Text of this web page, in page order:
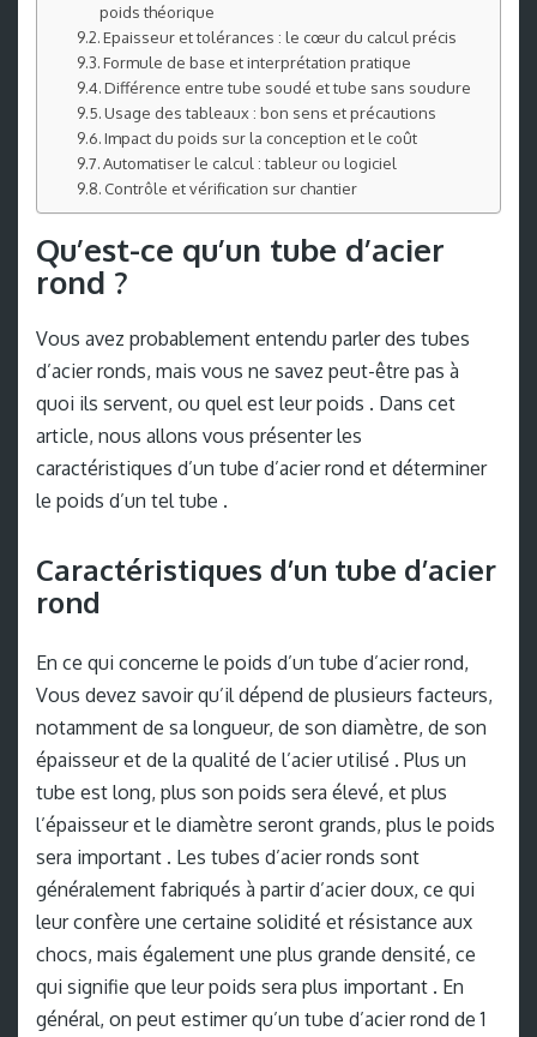
poids théorique
Epaisseur et tolérances : le cœur du calcul précis
Formule de base et interprétation pratique
Différence entre tube soudé et tube sans soudure
Usage des tableaux : bon sens et précautions
Impact du poids sur la conception et le coût
Automatiser le calcul : tableur ou logiciel
Contrôle et vérification sur chantier
Qu’est-ce qu’un tube d’acier
rond ?
Vous avez probablement entendu parler des tubes
d’acier ronds, mais vous ne savez peut-être pas à
quoi ils servent, ou quel est leur poids . Dans cet
article, nous allons vous présenter les
caractéristiques d’un tube d’acier rond et déterminer
le poids d’un tel tube .
Caractéristiques d’un tube d’acier
rond
En ce qui concerne le poids d’un tube d’acier rond,
Vous devez savoir qu’il dépend de plusieurs facteurs,
notamment de sa longueur, de son diamètre, de son
épaisseur et de la qualité de l’acier utilisé . Plus un
tube est long, plus son poids sera élevé, et plus
l’épaisseur et le diamètre seront grands, plus le poids
sera important . Les tubes d’acier ronds sont
généralement fabriqués à partir d’acier doux, ce qui
leur confère une certaine solidité et résistance aux
chocs, mais également une plus grande densité, ce
qui signifie que leur poids sera plus important . En
général, on peut estimer qu’un tube d’acier rond de 1